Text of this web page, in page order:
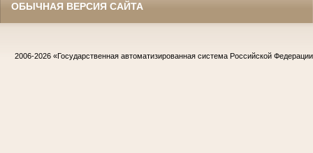
ОБЫЧНАЯ ВЕРСИЯ САЙТА
2006-2026 «Государственная автоматизированная система Российской